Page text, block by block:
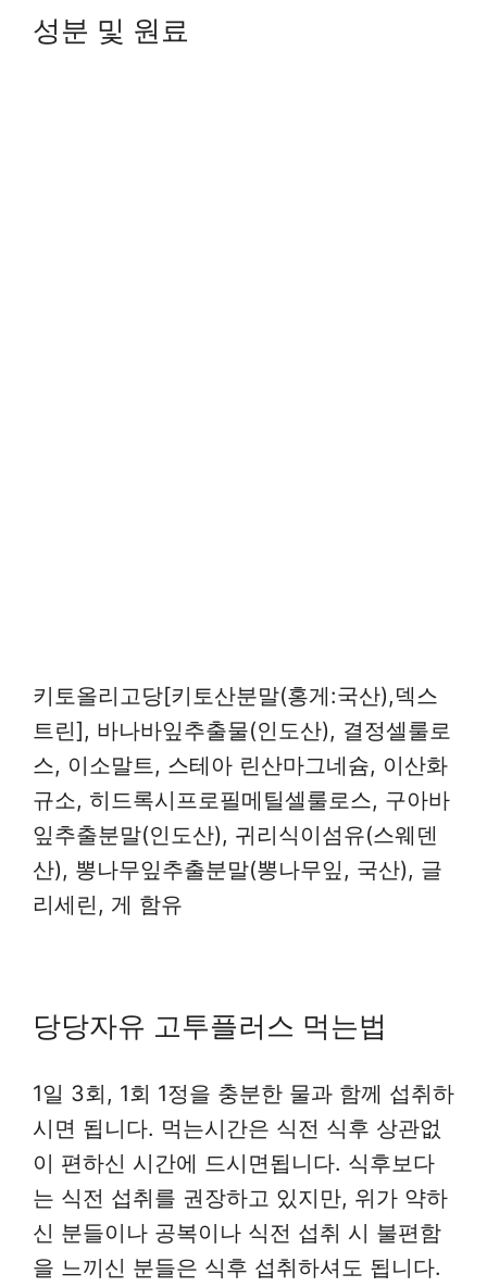
성분 및 원료
키토올리고당[키토산분말(홍게:국산),덱스
트린], 바나바잎추출물(인도산), 결정셀룰로
스, 이소말트, 스테아 린산마그네슘, 이산화
규소, 히드록시프로필메틸셀룰로스, 구아바
잎추출분말(인도산), 귀리식이섬유(스웨덴
산), 뽕나무잎추출분말(뽕나무잎, 국산), 글
리세린, 게 함유
당당자유 고투플러스 먹는법
1일 3회, 1회 1정을 충분한 물과 함께 섭취하
시면 됩니다. 먹는시간은 식전 식후 상관없
이 편하신 시간에 드시면됩니다. 식후보다
는 식전 섭취를 권장하고 있지만, 위가 약하
신 분들이나 공복이나 식전 섭취 시 불편함
을 느끼신 분들은 식후 섭취하셔도 됩니다.